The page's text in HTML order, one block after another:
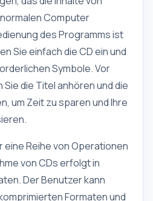
Computer
des Programms ist
Sie einfach die CD ein und
Symbole. Vor
die Titel anhören und die
um Zeit zu sparen und Ihre
eine Reihe von Operationen
von CDs erfolgt in
Der Benutzer kann
Formaten und